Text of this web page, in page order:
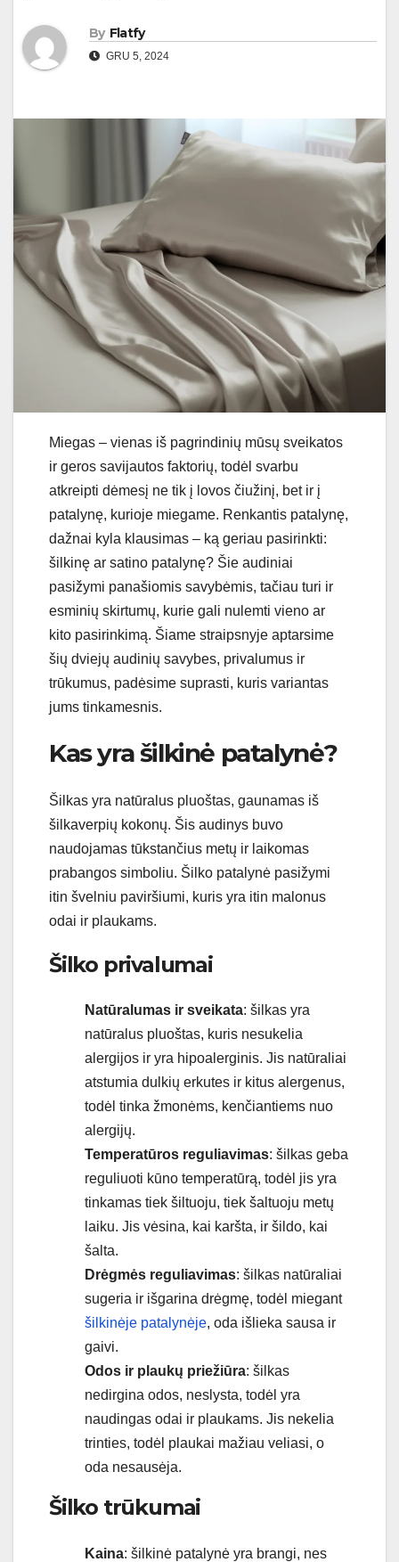
By Flatfy
GRU 5, 2024
Miegas – vienas iš pagrindinių mūsų sveikatos
ir geros savijautos faktorių, todėl svarbu
atkreipti dėmesį ne tik į lovos čiužinį, bet ir į
patalynę, kurioje miegame. Renkantis patalynę,
dažnai kyla klausimas – ką geriau pasirinkti:
šilkinę ar satino patalynę? Šie audiniai
pasižymi panašiomis savybėmis, tačiau turi ir
esminių skirtumų, kurie gali nulemti vieno ar
kito pasirinkimą. Šiame straipsnyje aptarsime
šių dviejų audinių savybes, privalumus ir
trūkumus, padėsime suprasti, kuris variantas
jums tinkamesnis.
Kas yra šilkinė patalynė?
Šilkas yra natūralus pluoštas, gaunamas iš
šilkaverpių kokonų. Šis audinys buvo
naudojamas tūkstančius metų ir laikomas
prabangos simboliu. Šilko patalynė pasižymi
itin švelniu paviršiumi, kuris yra itin malonus
odai ir plaukams.
Šilko privalumai
Natūralumas ir sveikata: šilkas yra
natūralus pluoštas, kuris nesukelia
alergijos ir yra hipoalerginis. Jis natūraliai
atstumia dulkių erkutes ir kitus alergenus,
todėl tinka žmonėms, kenčiantiems nuo
alergijų.
Temperatūros reguliavimas: šilkas geba
reguliuoti kūno temperatūrą, todėl jis yra
tinkamas tiek šiltuoju, tiek šaltuoju metų
laiku. Jis vėsina, kai karšta, ir šildo, kai
šalta.
Drėgmės reguliavimas: šilkas natūraliai
sugeria ir išgarina drėgmę, todėl miegant
šilkinėje patalynėje, oda išlieka sausa ir
gaivi.
Odos ir plaukų priežiūra: šilkas
nedirgina odos, neslysta, todėl yra
naudingas odai ir plaukams. Jis nekelia
trinties, todėl plaukai mažiau veliasi, o
oda nesausėja.
Šilko trūkumai
Kaina: šilkinė patalynė yra brangi, nes